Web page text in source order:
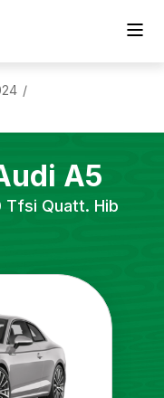
/
A5
Tfsi Quatt. Hib